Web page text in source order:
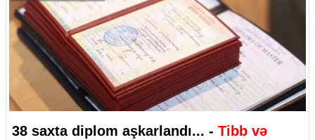
38 saxta diplom aşkarlandı... - Tibb və